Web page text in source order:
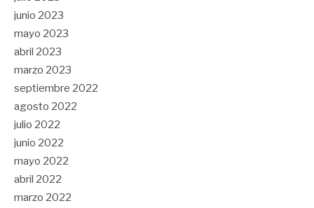
junio 2023
mayo 2023
abril 2023
marzo 2023
septiembre 2022
agosto 2022
julio 2022
junio 2022
mayo 2022
abril 2022
marzo 2022